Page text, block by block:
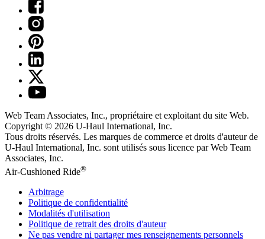
Web Team Associates, Inc., propriétaire et exploitant du site Web.
Copyright © 2026 U-Haul International, Inc.
Tous droits réservés. Les marques de commerce et droits d'auteur de
U-Haul International, Inc. sont utilisés sous licence par Web Team
Associates, Inc.
Air-Cushioned Ride®
Arbitrage
Politique de confidentialité
Modalités d'utilisation
Politique de retrait des droits d'auteur
Ne pas vendre ni partager mes renseignements personnels